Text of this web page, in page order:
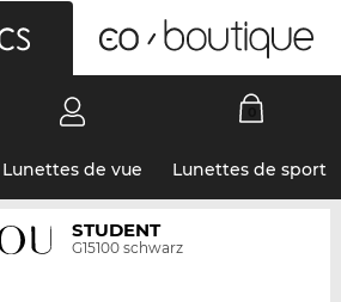
Lunettes de vue Lunettes de sport
STUDENT
G15100 schwarz